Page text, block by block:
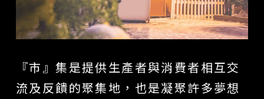
『市』集是提供生產者與消費者相互交
流及反饋的聚集地，也是凝聚許多夢想